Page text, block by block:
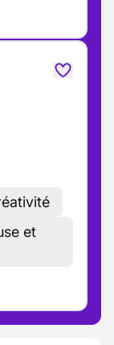
et